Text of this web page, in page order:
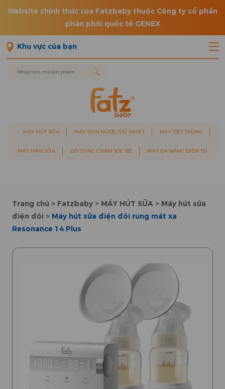
Website chính thức của Fatzbaby thuộc Công ty cổ phần
phân phối quốc tế GENEX
Khu vực của bạn
MÁY HÚT SỮA MÁY ĐUN NƯỚC GIỮ NHIỆT MÁY TIỆT TRÙNG
MÁY HÂM SỮA ĐỒ DÙNG CHĂM SÓC BÉ MÁY ĐA NĂNG ĐIỆN TỬ
Trang chủ > Fatzbaby > MÁY HÚT SỮA > Máy hút sữa
điện đôi > Máy hút sữa điện đôi rung mát xa
Resonance 14 Plus